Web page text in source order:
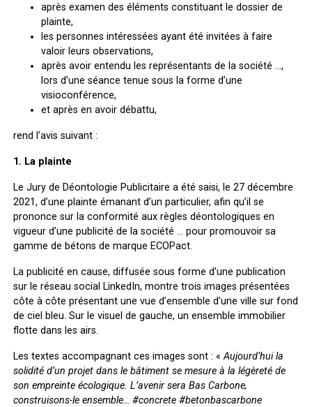
après examen des éléments constituant le dossier de
plainte,
les personnes intéressées ayant été invitées à faire
valoir leurs observations,
après avoir entendu les représentants de la société …,
lors d’une séance tenue sous la forme d’une
visioconférence,
et après en avoir débattu,
rend l’avis suivant :
1. La plainte
Le Jury de Déontologie Publicitaire a été saisi, le 27 décembre
2021, d’une plainte émanant d’un particulier, afin qu’il se
prononce sur la conformité aux règles déontologiques en
vigueur d’une publicité de la société … pour promouvoir sa
gamme de bétons de marque ECOPact.
La publicité en cause, diffusée sous forme d’une publication
sur le réseau social LinkedIn, montre trois images présentées
côte à côte présentant une vue d’ensemble d’une ville sur fond
de ciel bleu. Sur le visuel de gauche, un ensemble immobilier
flotte dans les airs.
Les textes accompagnant ces images sont : «Aujourd’hui la
solidité d’un projet dans le bâtiment se mesure à la légèreté de
son empreinte écologique. L’avenir sera Bas Carbone,
construisons-le ensemble… #concrete #betonbascarbone